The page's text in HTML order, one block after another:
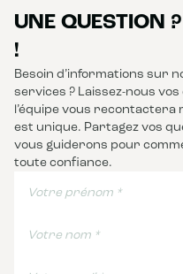
UNE QUESTION
!
Besoin d’informations sur
services ? Laissez-nous
l’équipe vous
est unique. Partagez vos
vous guiderons pour
toute confiance.